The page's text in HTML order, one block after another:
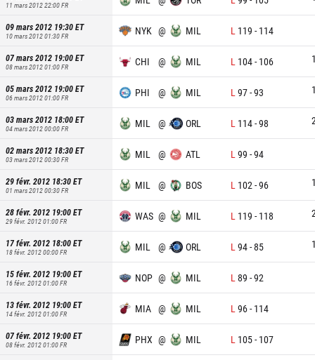
11 mars 2012 22:00FR
09 mars 2012 19:30ET
10 mars 2012 01:30FR NYK @ MIL L 119 - 114
07 mars 2012 19:00ET
08 mars 2012 01:00FR CHI @ MIL L 104- 106
05 mars 2012 19:00ET
06 mars 2012 01:00FR PHI @ MIL L 97-93
03 mars 2012 18:00ET
04 mars 2012 00:00FR MIL @ ORL L 114-98
02 mars 2012 18:30ET
03 mars 2012 00:30FR MIL @ ATL L 99 -94
29 févr. 2012 18:30ET
01 mars 2012 00:30FR MIL @ BOS L 102 -96
28 févr. 2012 19:00ET
29 févr. 2012 01:00FR WAS @ MIL L 119 - 118
17 févr. 2012 18:00ET
18 févr. 2012 00:00FR MIL @ ORL L 94-85
15 févr. 2012 19:00ET
16 févr. 2012 01:00FR NOP @ MIL L 89 -92
13 févr. 2012 19:00ET
14 févr. 2012 01:00FR MIA @ MIL L 96- 114
07 févr. 2012 19:00ET
08 févr. 2012 01:00FR PHX @ MIL L 105- 107